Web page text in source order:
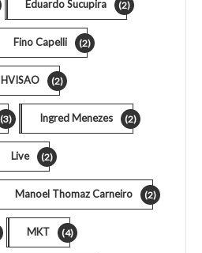
Eduardo Sucupira (2)
Fino Capelli (2)
HVISAO (2)
(3) Ingred Menezes (2)
Live (2)
Manoel Thomaz Carneiro (2)
MKT (4)